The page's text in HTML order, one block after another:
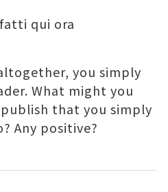
qui ora
you simply
What might you
that you simply
Any positive?